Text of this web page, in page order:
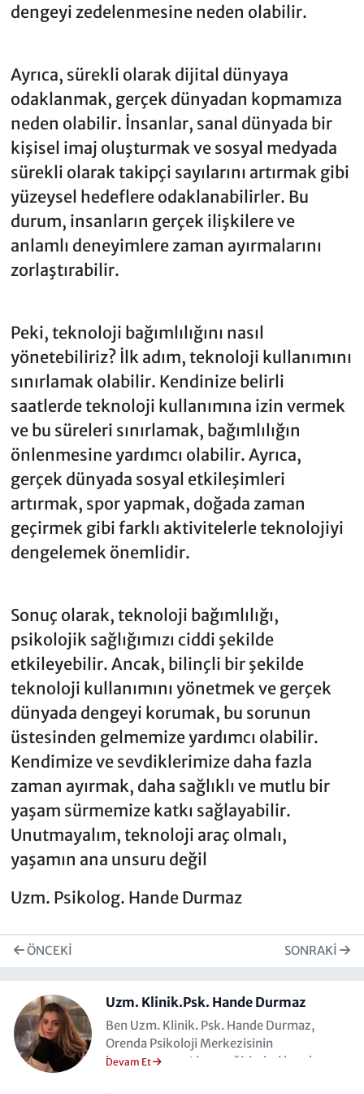
dengeyi zedelenmesine neden olabilir.
Ayrıca, sürekli olarak dijital dünyaya
odaklanmak, gerçek dünyadan kopmamıza
neden olabilir. İnsanlar, sanal dünyada bir
kişisel imaj oluşturmak ve sosyal medyada
sürekli olarak takipçi sayılarını artırmak gibi
yüzeysel hedeflere odaklanabilirler. Bu
durum, insanların gerçek ilişkilere ve
anlamlı deneyimlere zaman ayırmalarını
zorlaştırabilir.
Peki, teknoloji bağımlılığını nasıl
yönetebiliriz? İlk adım, teknoloji kullanımını
sınırlamak olabilir. Kendinize belirli
saatlerde teknoloji kullanımına izin vermek
ve bu süreleri sınırlamak, bağımlılığın
önlenmesine yardımcı olabilir. Ayrıca,
gerçek dünyada sosyal etkileşimleri
artırmak, spor yapmak, doğada zaman
geçirmek gibi farklı aktivitelerle teknolojiyi
dengelemek önemlidir.
Sonuç olarak, teknoloji bağımlılığı,
psikolojik sağlığımızı ciddi şekilde
etkileyebilir. Ancak, bilinçli bir şekilde
teknoloji kullanımını yönetmek ve gerçek
dünyada dengeyi korumak, bu sorunun
üstesinden gelmemize yardımcı olabilir.
Kendimize ve sevdiklerimize daha fazla
zaman ayırmak, daha sağlıklı ve mutlu bir
yaşam sürmemize katkı sağlayabilir.
Unutmayalım, teknoloji araç olmalı,
yaşamın ana unsuru değil
Uzm. Psikolog. Hande Durmaz
ÖNCEKI SONRAKI
Uzm. Klinik.Psk. Hande Durmaz
Ben Uzm. Klinik. Psk. Hande Durmaz,
Orenda Psikoloji Merkezisinin
kurucusuyum. Lisans eğitimimi burslu
Devam Et